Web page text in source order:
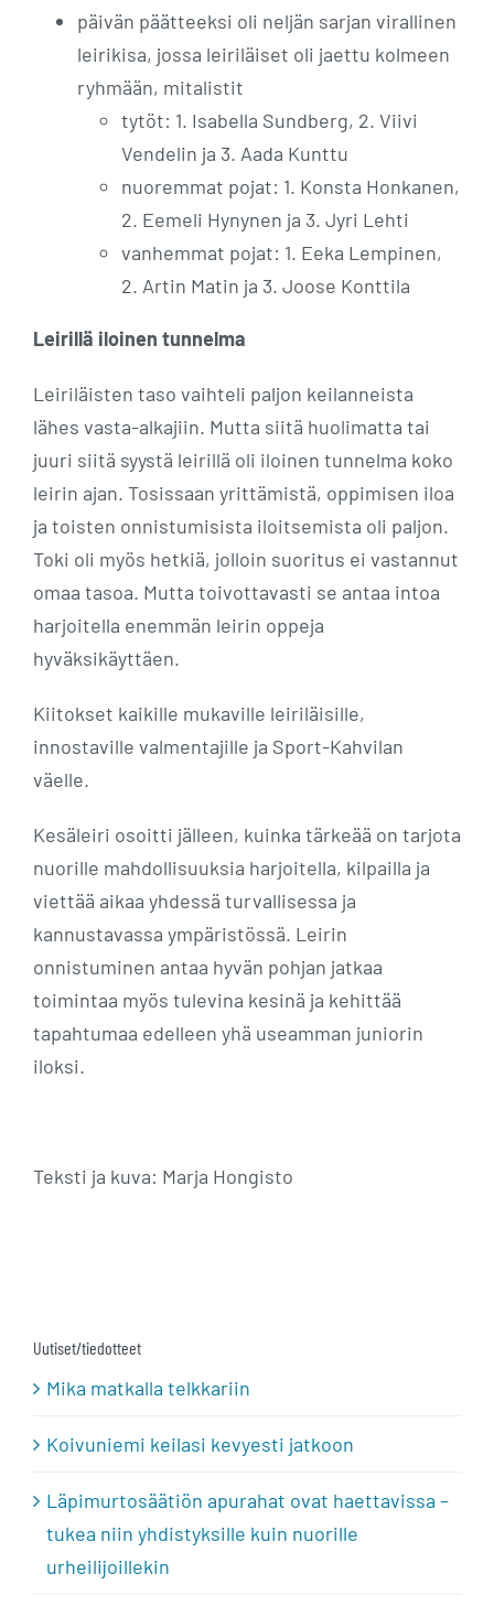
päivän päätteeksi oli neljän sarjan virallinen
leirikisa, jossa leiriläiset oli jaettu kolmeen
ryhmään, mitalistit
tytöt: 1. Isabella Sundberg, 2. Viivi
Vendelin ja 3. Aada Kunttu
nuoremmat pojat: 1. Konsta Honkanen,
2. Eemeli Hynynen ja 3. Jyri Lehti
vanhemmat pojat: 1. Eeka Lempinen,
2. Artin Matin ja 3. Joose Konttila
Leirillä iloinen tunnelma
Leiriläisten taso vaihteli paljon keilanneista
lähes vasta-alkajiin. Mutta siitä huolimatta tai
juuri siitä syystä leirillä oli iloinen tunnelma koko
leirin ajan. Tosissaan yrittämistä, oppimisen iloa
ja toisten onnistumisista iloitsemista oli paljon.
Toki oli myös hetkiä, jolloin suoritus ei vastannut
omaa tasoa. Mutta toivottavasti se antaa intoa
harjoitella enemmän leirin oppeja
hyväksikäyttäen.
Kiitokset kaikille mukaville leiriläisille,
innostaville valmentajille ja Sport-Kahvilan
väelle.
Kesäleiri osoitti jälleen, kuinka tärkeää on tarjota
nuorille mahdollisuuksia harjoitella, kilpailla ja
viettää aikaa yhdessä turvallisessa ja
kannustavassa ympäristössä. Leirin
onnistuminen antaa hyvän pohjan jatkaa
toimintaa myös tulevina kesinä ja kehittää
tapahtumaa edelleen yhä useamman juniorin
iloksi.
Teksti ja kuva: Marja Hongisto
Uutiset/tiedotteet
Mika matkalla telkkariin
Koivuniemi keilasi kevyesti jatkoon
Läpimurtosäätiön apurahat ovat haettavissa –
tukea niin yhdistyksille kuin nuorille
urheilijoillekin